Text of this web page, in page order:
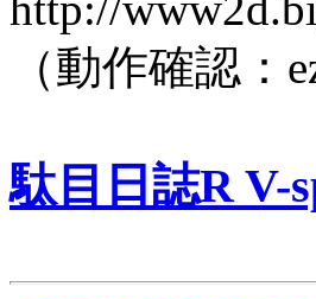
（動作確認：
駄目日誌R V-